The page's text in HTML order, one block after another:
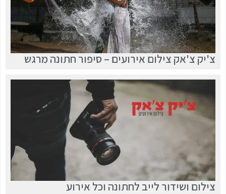
צ'יק צ'אק צילום אירועים – סיפור חתונה מרגש
צילום ושידור לייב לחתונה וכל אירוע